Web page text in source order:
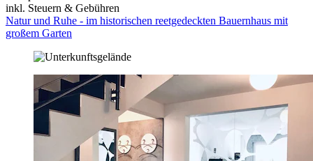
inkl. Steuern & Gebühren
Natur und Ruhe - im historischen reetgedeckten Bauernhaus mit
großem Garten